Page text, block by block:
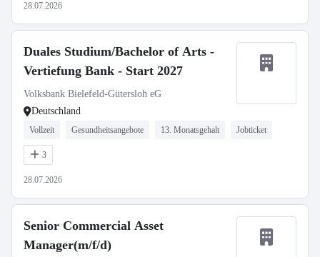
28.07.2026
Duales Studium/Bachelor of Arts -
Vertiefung Bank - Start 2027
Volksbank Bielefeld-Gütersloh eG
Deutschland
Vollzeit Gesundheitsangebote 13. Monatsgehalt Jobticket
3
28.07.2026
Senior Commercial Asset
Manager(m/f/d)